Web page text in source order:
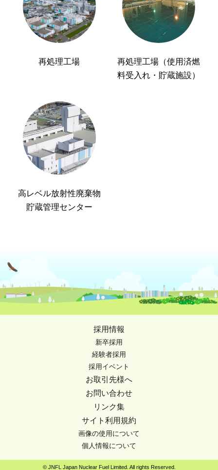
再処理工場
再処理工場（使用済燃
料受入れ・貯蔵施設）
高レベル放射性廃棄物
貯蔵管理センター
採用情報
新卒採用
経験者採用
採用イベント
お取引先様へ
お問い合わせ
リンク集
サイト利用規約
画像の使用について
個人情報について
© JNFL Japan Nuclear Fuel Limited. All rights Reserved.